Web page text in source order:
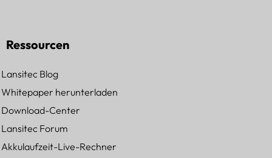
Ressourcen
Lansitec Blog
Whitepaper herunterladen
Download-Center
Lansitec Forum
Akkulaufzeit-Live-Rechner